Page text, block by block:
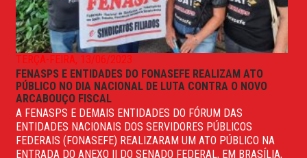
TERÇA-FEIRA, 13/06/2023
FENASPS E ENTIDADES DO FONASEFE REALIZAM ATO
PÚBLICO NO DIA NACIONAL DE LUTA CONTRA O NOVO
ARCABOUÇO FISCAL
A FENASPS E DEMAIS ENTIDADES DO FÓRUM DAS
ENTIDADES NACIONAIS DOS SERVIDORES PÚBLICOS
FEDERAIS (FONASEFE) REALIZARAM UM ATO PÚBLICO NA
ENTRADA DO ANEXO II DO SENADO FEDERAL, EM BRASÍLIA,